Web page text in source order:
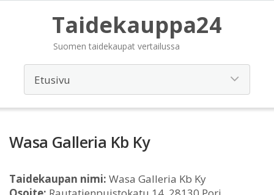
Taidekauppa24
Suomen taidekaupat vertailussa
Wasa Galleria Kb Ky
Taidekaupan nimi: Wasa Galleria Kb Ky